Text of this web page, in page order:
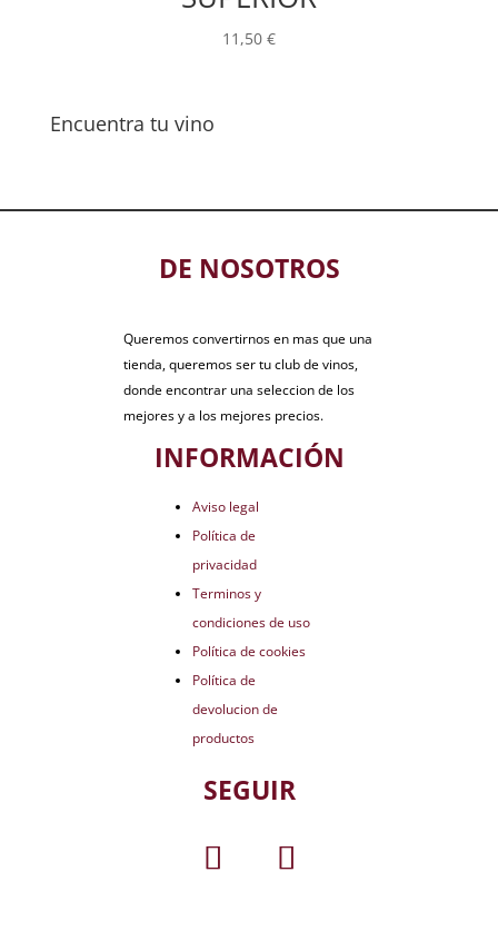
11,50 €
Encuentra tu vino
DE NOSOTROS
Queremos convertirnos en mas que una
tienda, queremos ser tu club de vinos,
donde encontrar una seleccion de los
mejores y a los mejores precios.
INFORMACIÓN
Aviso legal
Política de
privacidad
Terminos y
condiciones de uso
Política de cookies
Política de
devolucion de
productos
SEGUIR